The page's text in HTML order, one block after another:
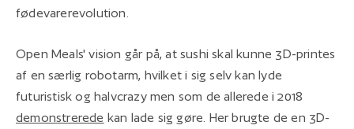
fødevarerevolution.
Open Meals' vision går på, at sushi skal kunne 3D-printes
af en særlig robotarm, hvilket i sig selv kan lyde
futuristisk og halvcrazy men som de allerede i 2018
demonstrerede kan lade sig gøre. Her brugte de en 3D-